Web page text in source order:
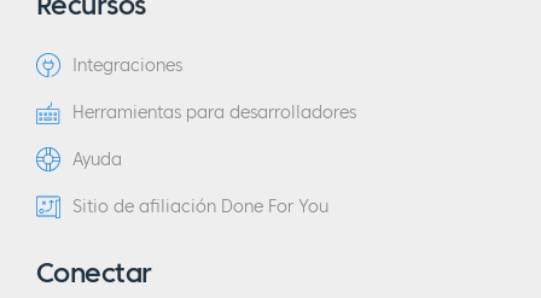
Integraciones
Herramientas para desarrolladores
Ayuda
Sitio de afiliación Done For You
Conectar